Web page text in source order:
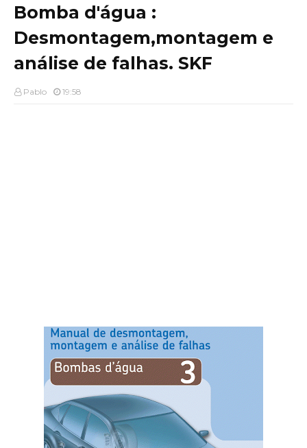
Bomba d'água :
Desmontagem,montagem e
análise de falhas. SKF
Pablo 19:58